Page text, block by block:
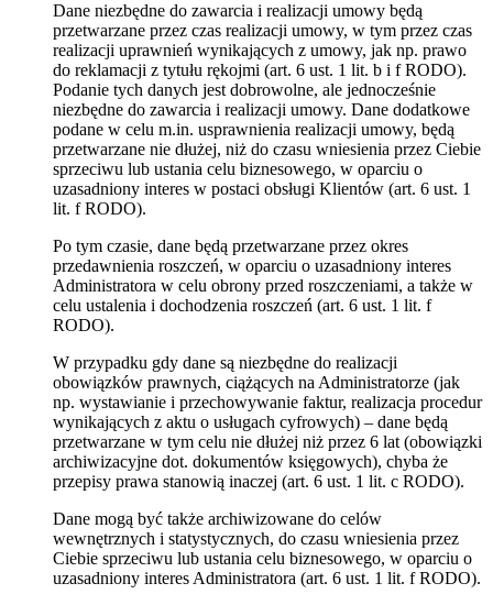
Dane niezbędne do zawarcia i realizacji umowy będą
przetwarzane przez czas realizacji umowy, w tym przez czas
realizacji uprawnień wynikających z umowy, jak np. prawo
do reklamacji z tytułu rękojmi (art. 6 ust. 1 lit. b i f RODO).
Podanie tych danych jest dobrowolne, ale jednocześnie
niezbędne do zawarcia i realizacji umowy. Dane dodatkowe
podane w celu m.in. usprawnienia realizacji umowy, będą
przetwarzane nie dłużej, niż do czasu wniesienia przez Ciebie
sprzeciwu lub ustania celu biznesowego, w oparciu o
uzasadniony interes w postaci obsługi Klientów (art. 6 ust. 1
lit. f RODO).
Po tym czasie, dane będą przetwarzane przez okres
przedawnienia roszczeń, w oparciu o uzasadniony interes
Administratora w celu obrony przed roszczeniami, a także w
celu ustalenia i dochodzenia roszczeń (art. 6 ust. 1 lit. f
RODO).
W przypadku gdy dane są niezbędne do realizacji
obowiązków prawnych, ciążących na Administratorze (jak
np. wystawianie i przechowywanie faktur, realizacja procedur
wynikających z aktu o usługach cyfrowych) – dane będą
przetwarzane w tym celu nie dłużej niż przez 6 lat (obowiązki
archiwizacyjne dot. dokumentów księgowych), chyba że
przepisy prawa stanowią inaczej (art. 6 ust. 1 lit. c RODO).
Dane mogą być także archiwizowane do celów
wewnętrznych i statystycznych, do czasu wniesienia przez
Ciebie sprzeciwu lub ustania celu biznesowego, w oparciu o
uzasadniony interes Administratora (art. 6 ust. 1 lit. f RODO).